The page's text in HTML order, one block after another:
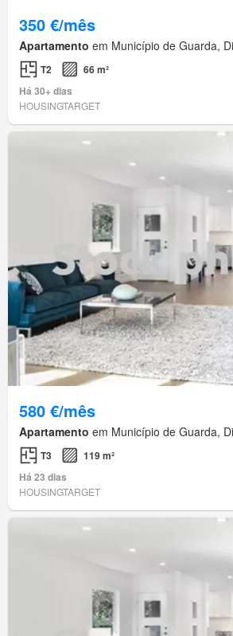
350 €/mês
Apartamento em Município de Guarda,
T2
66 m²
Há 30+ dias
HOUSINGTARGET
580 €/mês
Apartamento em Município de Guarda,
T3
119 m²
Há 23 dias
HOUSINGTARGET